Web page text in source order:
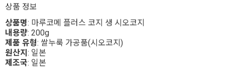
상품 정보
상품명: 마루코메 플러스 코지 생 시오코지
내용량: 200g
제품 유형: 쌀누룩 가공품(시오코지)
원산지: 일본
제조국: 일본